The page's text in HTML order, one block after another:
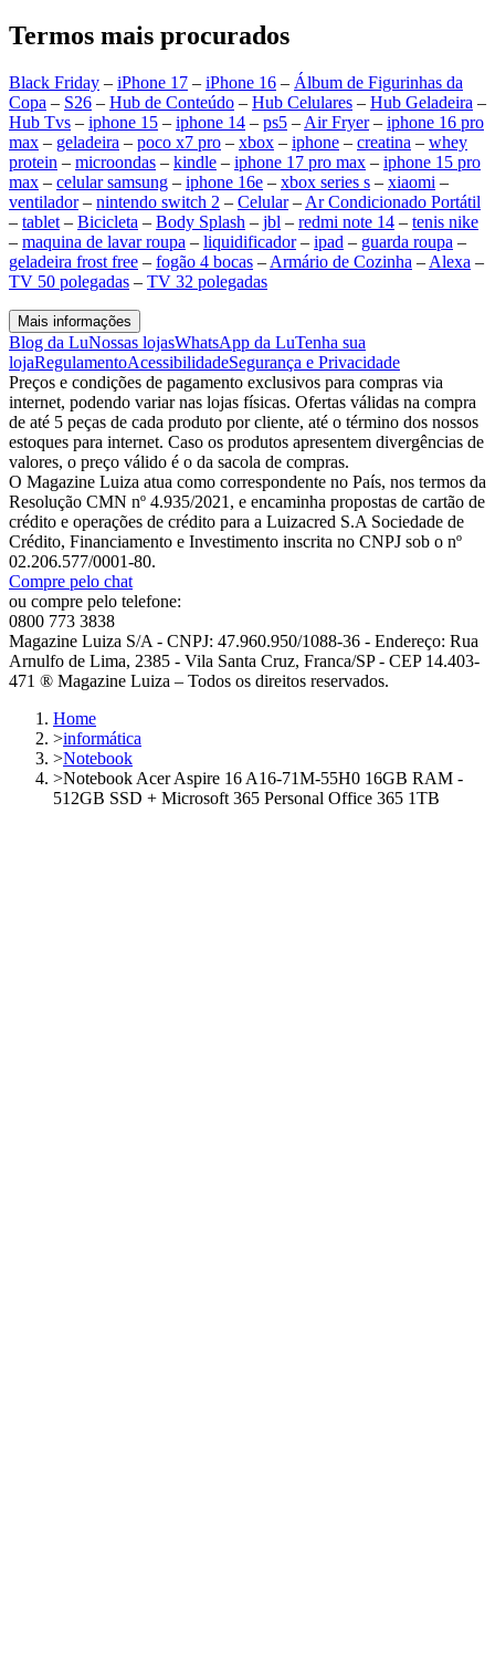
Termos mais procurados
Black Friday – iPhone 17 – iPhone 16 – Álbum de Figurinhas da
Copa – S26 – Hub de Conteúdo – Hub Celulares – Hub Geladeira –
Hub Tvs – iphone 15 – iphone 14 – ps5 – Air Fryer– iphone 16 pro
max – geladeira – poco x7 pro – xbox – iphone – creatina – whey
protein – microondas – kindle – iphone 17 pro max – iphone 15 pro
max – celular samsung – iphone 16e – xbox series s – xiaomi –
ventilador– nintendo switch 2 – Celular– Ar Condicionado Portátil
– tablet – Bicicleta – Body Splash – jbl – redmi note 14 – tenis nike
– maquina de lavar roupa – liquidificador– ipad – guarda roupa –
geladeira frost free – fogão 4 bocas – Armário de Cozinha – Alexa –
TV 50 polegadas – TV 32 polegadas
Mais informações
Blog da LuNossas lojasWhatsApp da LuTenha sua
lojaRegulamentoAcessibilidadeSegurança e Privacidade
Preços e condições de pagamento exclusivos para compras via
internet, podendo variar nas lojas físicas. Ofertas válidas na compra
de até 5 peças de cada produto por cliente, até o término dos nossos
estoques para internet. Caso os produtos apresentem divergências de
valores, o preço válido é o da sacola de compras.
O Magazine Luiza atua como correspondente no País, nos termos da
Resolução CMN nº 4.935/2021, e encaminha propostas de cartão de
crédito e operações de crédito para a Luizacred S.A Sociedade de
Crédito, Financiamento e Investimento inscrita no CNPJ sob o nº
02.206.577/0001-80.
Compre pelo chat
ou compre pelo telefone:
0800 773 3838
Magazine Luiza S/A - CNPJ: 47.960.950/1088-36 - Endereço: Rua
Arnulfo de Lima, 2385 - Vila Santa Cruz, Franca/SP - CEP 14.403-
471 ® Magazine Luiza – Todos os direitos reservados.
Home
>informática
>Notebook
>Notebook Acer Aspire 16 A16-71M-55H0 16GB RAM -
512GB SSD + Microsoft 365 Personal Office 365 1TB